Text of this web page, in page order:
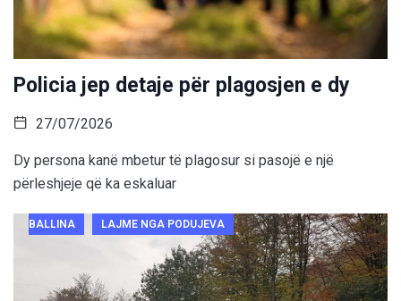
Policia jep detaje për plagosjen e dy
27/07/2026
Dy persona kanë mbetur të plagosur si pasojë e një
përleshjeje që ka eskaluar
BALLINA LAJME NGA PODUJEVA